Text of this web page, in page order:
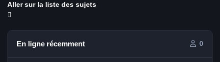
Aller sur la liste des sujets
En ligne récemment 0